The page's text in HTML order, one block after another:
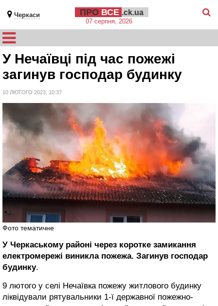
Черкаси ПРО ВСЕ .ck.ua
07 серпня, 2026
У Нечаївці під час пожежі
загинув господар будинку
10 ЛЮТОГО 2023, 10:37
Фото тематичне
У Черкаському районі через коротке замикання
електромережі виникла пожежа. Загинув господар
будинку.
9 лютого у селі Нечаївка пожежу житлового будинку
ліквідували рятувальники 1-ї державної пожежно-